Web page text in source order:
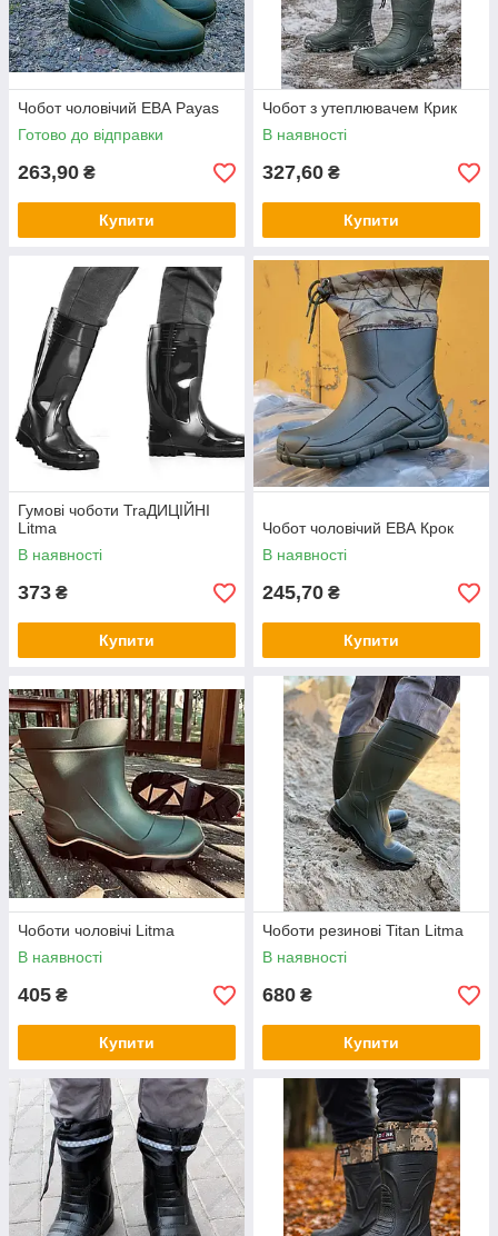
Чобот чоловічий ЕВА Payas
Готово до відправки
263,90 ₴
Купити
Чобот з утеплювачем Крик
В наявності
327,60 ₴
Купити
Гумові чоботи TraДИЦІЙНІ
Litma
В наявності
373 ₴
Купити
Чобот чоловічий ЕВА Крок
В наявності
245,70 ₴
Купити
Чоботи чоловічі Litma
В наявності
405 ₴
Купити
Чоботи резинові Titan Litma
В наявності
680 ₴
Купити